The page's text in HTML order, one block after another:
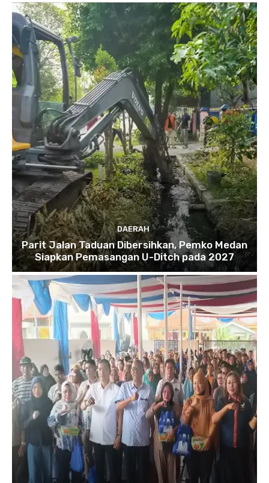
DAERAH
Parit Jalan Taduan Dibersihkan, Pemko Medan
Siapkan Pemasangan U-Ditch pada 2027